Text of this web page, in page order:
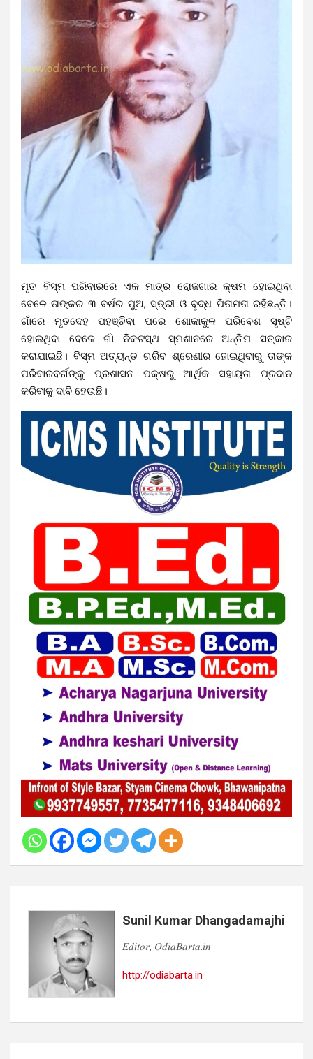
ମୃତ ବିସ୍ମ ପରିବାରରେ ଏକ ମାତ୍ର ରୋଜଗାର କ୍ଷମ ହୋଇଥିବା
ବେଳେ ତାଙ୍କର ୩ ବର୍ଷର ପୁଅ, ସ୍ତ୍ରୀ ଓ ବୃଦ୍ଧ ପିତାମତା ରହିଛନ୍ତି।
ଗାଁରେ ମୃତଦେହ ପହଞ୍ଚିବା ପରେ ଶୋକାକୁଳ ପରିବେଶ ସୃଷ୍ଟି
ହୋଇଥିବା ବେଳେ ଗାଁ ନିକଟସ୍ଥ ସ୍ମଶାନରେ ଅନ୍ତିମ ସତ୍କାର
କରାଯାଇଛି। ବିସ୍ମ ଅତ୍ୟନ୍ତ ଗରିବ ଶ୍ରେଣୀର ହୋଇଥିବାରୁ ତାଙ୍କ
ପରିବାରବର୍ଗଙ୍କୁ ପ୍ରଶାସନ ପକ୍ଷରୁ ଆର୍ଥିକ ସହାୟତା ପ୍ରଦାନ
କରିବାକୁ ଦାବି ହେଉଛି।
Sunil Kumar Dhangadamajhi
𝐸𝑑𝑖𝑡𝑜𝑟, 𝑂𝑑𝑖𝑎𝐵𝑎𝑟𝑡𝑎.𝑖𝑛
http://odiabarta.in